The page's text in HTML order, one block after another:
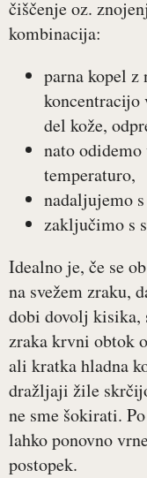
čiščenje oz.
kombinacija:
parna kopel
koncentracijo
del kože,
nato odidemo
temperaturo,
nadaljujemo
zaključimo s
Idealno je, če se
na svežem zraku,
dobi dovolj kisika,
zraka krvni obtok
ali kratka hladna
dražljaji žile
ne sme šokirati.
lahko ponovno
postopek.